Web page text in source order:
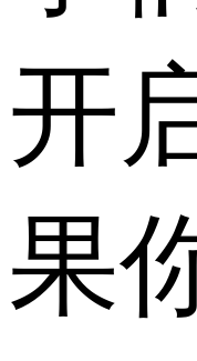
开
果